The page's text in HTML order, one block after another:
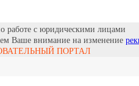
работе с юридическими лицами
Ваше внимание на изменение
ПОРТАЛ